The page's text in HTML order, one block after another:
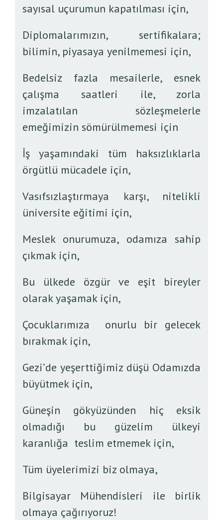
sayısal uçurumun kapatılması için,
Diplomalarımızın, sertifikalara;
bilimin, piyasaya yenilmemesi için,
Bedelsiz fazla mesailerle, esnek
çalışma saatleri ile, zorla
imzalatılan sözleşmelerle
emeğimizin sömürülmemesi için
İş yaşamındaki tüm haksızlıklarla
örgütlü mücadele için,
Vasıfsızlaştırmaya karşı, nitelikli
üniversite eğitimi için,
Meslek onurumuza, odamıza sahip
çıkmak için,
Bu ülkede özgür ve eşit bireyler
olarak yaşamak için,
Çocuklarımıza onurlu bir gelecek
bırakmak için,
Gezi’de yeşerttiğimiz düşü Odamızda
büyütmek için,
Güneşin gökyüzünden hiç eksik
olmadığı bu güzelim ülkeyi
karanlığa teslim etmemek için,
Tüm üyelerimizi biz olmaya,
Bilgisayar Mühendisleri ile birlik
olmaya çağırıyoruz!